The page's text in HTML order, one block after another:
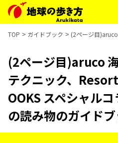
TOP ガイドブック (2ページ目
(2ページ目)aruco
テクニック、
OOKS スペシャル
の読み物のガイド